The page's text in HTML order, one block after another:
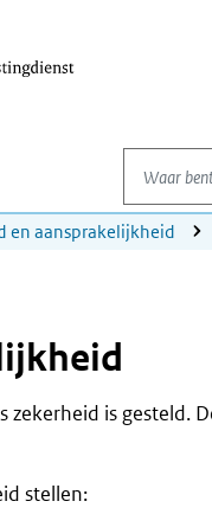
Waar
en aansprakelijkheid
is gesteld.
stellen: